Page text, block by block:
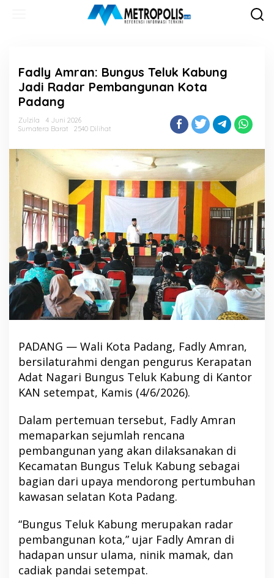
Fadly Amran: Bungus Teluk Kabung
Jadi Radar Pembangunan Kota
Padang
Zulzila
4 Juni 2026
Sumatera Barat
2540 Dilihat
PADANG — Wali Kota Padang, Fadly Amran,
bersilaturahmi dengan pengurus Kerapatan
Adat Nagari Bungus Teluk Kabung di Kantor
KAN setempat, Kamis (4/6/2026).
Dalam pertemuan tersebut, Fadly Amran
memaparkan sejumlah rencana
pembangunan yang akan dilaksanakan di
Kecamatan Bungus Teluk Kabung sebagai
bagian dari upaya mendorong pertumbuhan
kawasan selatan Kota Padang.
“Bungus Teluk Kabung merupakan radar
pembangunan kota,” ujar Fadly Amran di
hadapan unsur ulama, ninik mamak, dan
cadiak pandai setempat.